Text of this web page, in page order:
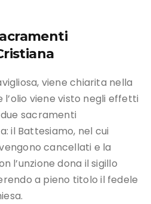
viene chiarita nella
viene visto negli effetti
sacramenti
il Battesiamo, nel cui
cancellati e la
l’unzione dona il sigillo
a pieno titolo il fedele